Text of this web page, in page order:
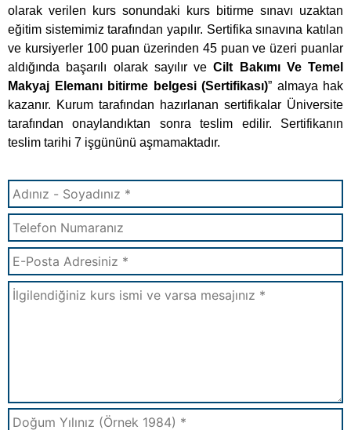
olarak verilen kurs sonundaki kurs bitirme sınavı uzaktan
eğitim sistemimiz tarafından yapılır. Sertifika sınavına katılan
ve kursiyerler 100 puan üzerinden 45 puan ve üzeri puanlar
aldığında başarılı olarak sayılır ve Cilt Bakımı Ve Temel
Makyaj Elemanı bitirme belgesi (Sertifikası)” almaya hak
kazanır. Kurum tarafından hazırlanan sertifikalar Üniversite
tarafından onaylandıktan sonra teslim edilir. Sertifikanın
teslim tarihi 7 işgününü aşmamaktadır.